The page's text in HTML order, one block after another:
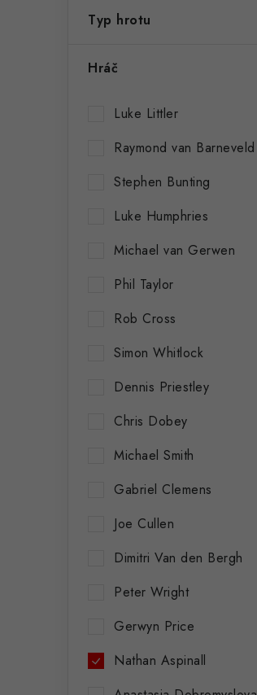
Typ hrotu
Hráč
Luke Littler
Raymond van Barneveld
Stephen Bunting
Luke Humphries
Michael van Gerwen
Phil Taylor
Rob Cross
Simon Whitlock
Dennis Priestley
Chris Dobey
Michael Smith
Gabriel Clemens
Joe Cullen
Dimitri Van den Bergh
Peter Wright
Gerwyn Price
Nathan Aspinall